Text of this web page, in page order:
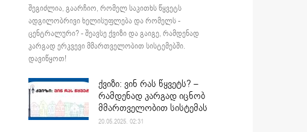
შეგიძლია, გაარჩიო, რომელ საკითხს წყვეტს
ადგილობრივი ხელისუფლება და რომელს -
ცენტრალური? - შეავსე ქვიზი და გაიგე, რამდენად
კარგად ერკვევი მმართველობით სისტემებში.
დავიწყოთ!
ქვიზი: ვინ რას წყვეტს? –
რამდენად კარგად იცნობ
მმართველობით სისტემას
20.05.2025. 02:31